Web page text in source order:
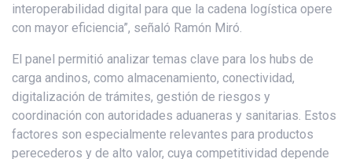
interoperabilidad digital para que la cadena logística opere
con mayor eficiencia”, señaló Ramón Miró.
El panel permitió analizar temas clave para los hubs de
carga andinos, como almacenamiento, conectividad,
digitalización de trámites, gestión de riesgos y
coordinación con autoridades aduaneras y sanitarias. Estos
factores son especialmente relevantes para productos
perecederos y de alto valor, cuya competitividad depende